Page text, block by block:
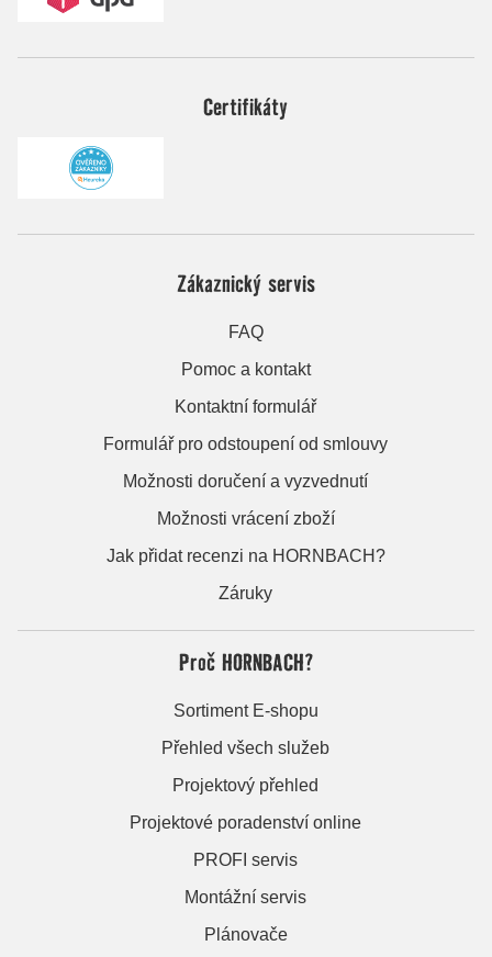
Certifikáty
Zákaznický servis
FAQ
Pomoc a kontakt
Kontaktní formulář
Formulář pro odstoupení od smlouvy
Možnosti doručení a vyzvednutí
Možnosti vrácení zboží
Jak přidat recenzi na HORNBACH?
Záruky
Proč HORNBACH?
Sortiment E-shopu
Přehled všech služeb
Projektový přehled
Projektové poradenství online
PROFI servis
Montážní servis
Plánovače